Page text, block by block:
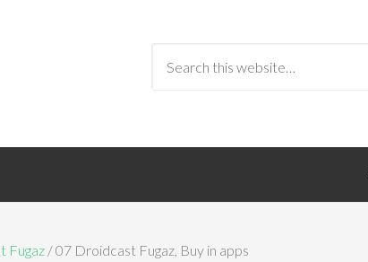
Fugaz / 07 Droidcast Fugaz, Buy in apps